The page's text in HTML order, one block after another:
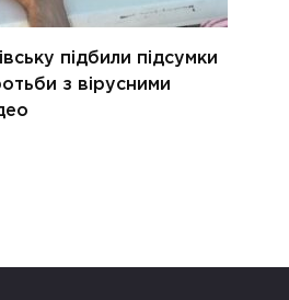
підбили підсумки
з вірусними